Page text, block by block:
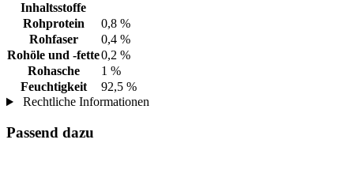
Inhaltsstoffe
Rohprotein
0,8 %
Rohfaser
0,4 %
Rohöle und -fette0,2 %
Rohasche
1 %
Feuchtigkeit
92,5 %
Rechtliche Informationen
Passend dazu